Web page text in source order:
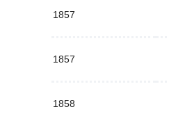
1857
1857
1858